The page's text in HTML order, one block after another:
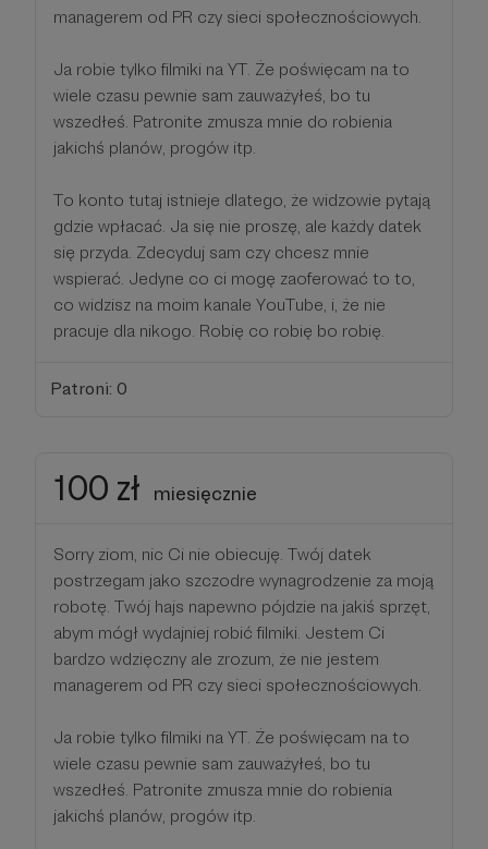
managerem od PR czy sieci społecznościowych.
Ja robie tylko filmiki na YT. Że poświęcam na to
wiele czasu pewnie sam zauważyłeś, bo tu
wszedłeś. Patronite zmusza mnie do robienia
jakichś planów, progów itp.
To konto tutaj istnieje dlatego, że widzowie pytają
gdzie wpłacać. Ja się nie proszę, ale każdy datek
się przyda. Zdecyduj sam czy chcesz mnie
wspierać. Jedyne co ci mogę zaoferować to to,
co widzisz na moim kanale YouTube, i, że nie
pracuje dla nikogo. Robię co robię bo robię.
Patroni: 0
100 zł miesięcznie
Sorry ziom, nic Ci nie obiecuję. Twój datek
postrzegam jako szczodre wynagrodzenie za moją
robotę. Twój hajs napewno pójdzie na jakiś sprzęt,
abym mógł wydajniej robić filmiki. Jestem Ci
bardzo wdzięczny ale zrozum, że nie jestem
managerem od PR czy sieci społecznościowych.
Ja robie tylko filmiki na YT. Że poświęcam na to
wiele czasu pewnie sam zauważyłeś, bo tu
wszedłeś. Patronite zmusza mnie do robienia
jakichś planów, progów itp.